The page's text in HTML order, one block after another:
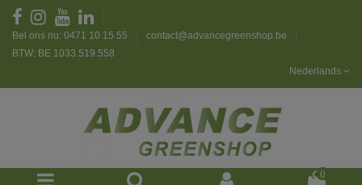
Bel ons nu: 0471 10 15 55
contact@advancegreenshop.be
BTW: BE 1033.519.558
Nederlands
0